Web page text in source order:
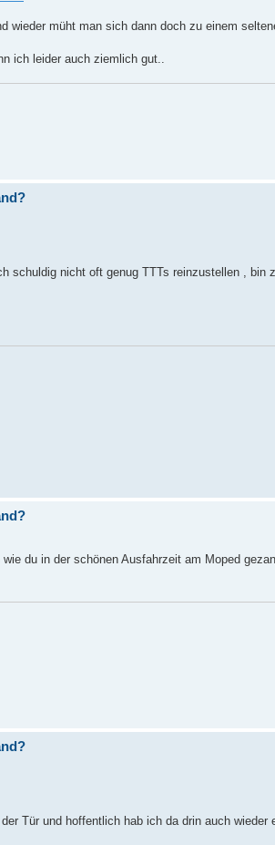
wieder müht man sich dann doch zu einem
ich leider auch ziemlich gut..
schuldig nicht oft genug TTTs reinzustellen , bin
du in der schönen Ausfahrzeit am Moped
Tür und hoffentlich hab ich da drin auch wieder